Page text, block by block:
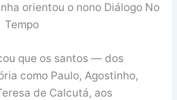
orientou o nono Diálogo No
Tempo
que os santos — dos
como Paulo, Agostinho,
de Calcutá, aos